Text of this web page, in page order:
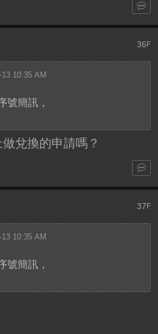
36 F
10:35 AM
號簡訊，
兌換的申請嗎？
37 F
10:35 AM
號簡訊，